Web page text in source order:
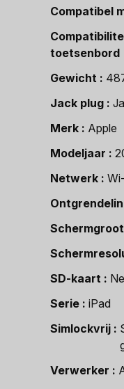
Compatibel
toetsenbord
Gewicht
Jack plug
Ja
Merk
Apple
Modeljaar
Netwerk
SD-kaart
Serie
iPad
Simlockvrij
Verwerker